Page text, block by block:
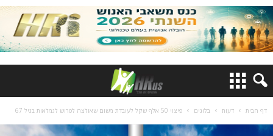
דף הבית דעות בלוגים פיצוי 50 אלף שקל לעובדת משום שאולצה לפרוש לגמלאות בגיל 67